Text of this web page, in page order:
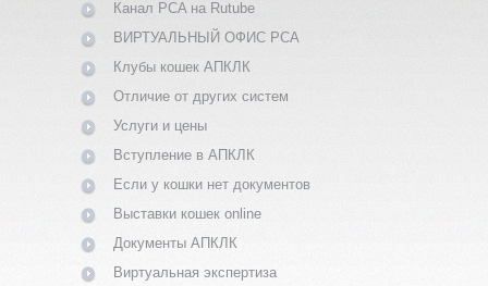
Канал PCA на Rutube
ВИРТУАЛЬНЫЙ ОФИС PCA
Клубы кошек АПКЛК
Отличие от других систем
Услуги и цены
Вступление в АПКЛК
Если у кошки нет документов
Выставки кошек online
Документы АПКЛК
Виртуальная экспертиза